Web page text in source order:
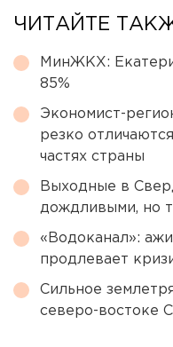
ЧИТАЙТЕ
МинЖКХ:
85%
Экономист-
резко
частях страны
Выходные в
дождливыми, но
«Водоканал»:
продлевает
Сильное
северо-востоке